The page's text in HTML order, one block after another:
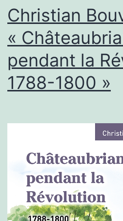
Christian
«
pendant la
1788-1800 »